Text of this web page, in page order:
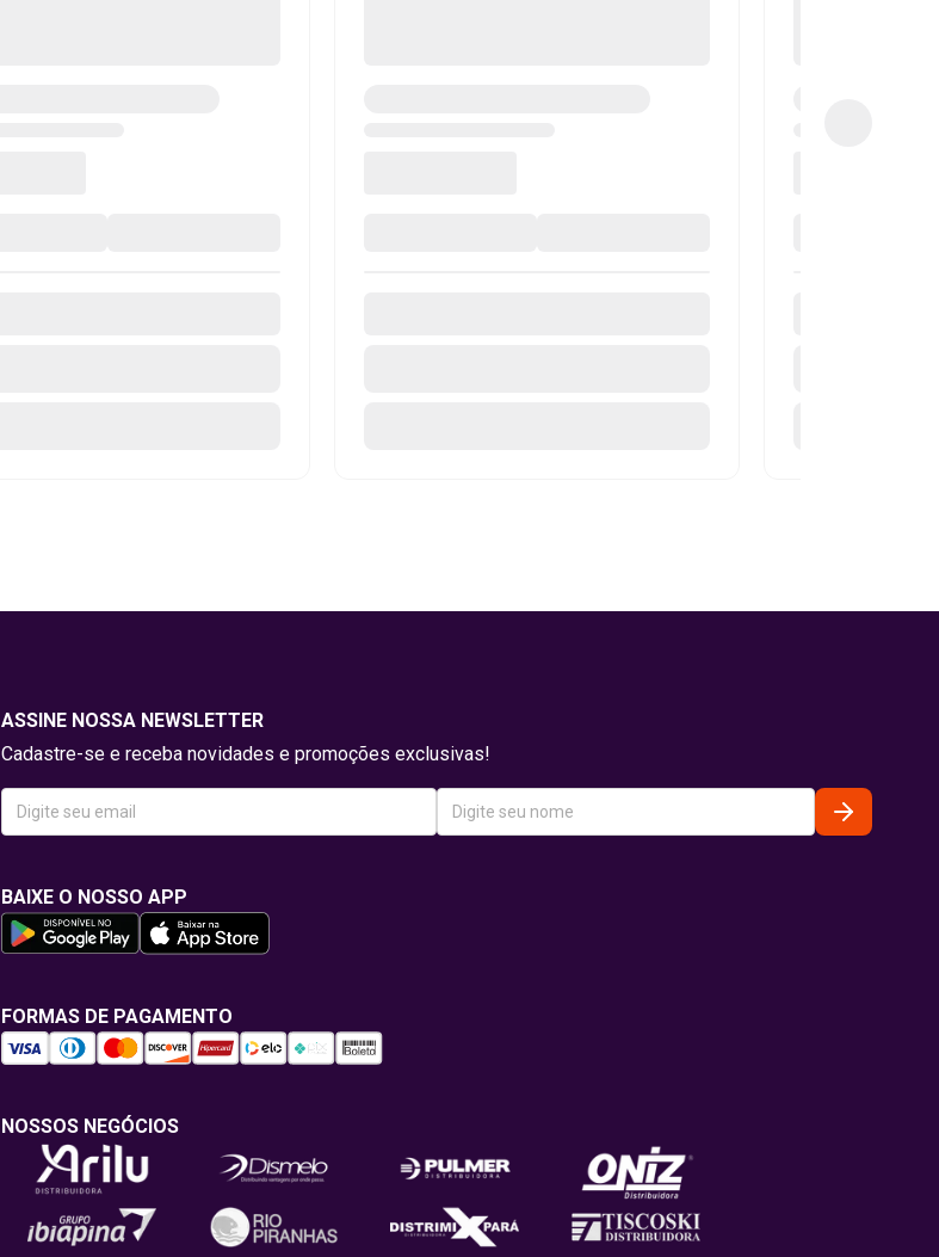
ASSINE NOSSA NEWSLETTER
Cadastre-se e receba novidades e promoções exclusivas!
BAIXE O NOSSO APP
FORMAS DE PAGAMENTO
NOSSOS NEGÓCIOS